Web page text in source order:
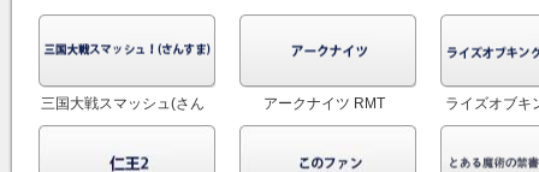
三国大戦スマッシュ(さん
アークナイツ RMT
ライズオブキ